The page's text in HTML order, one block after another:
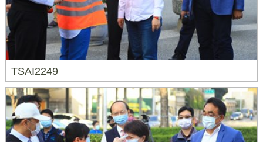
TSAI2249